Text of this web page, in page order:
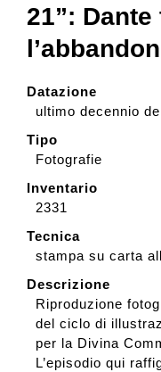
21”: Dante
Datazione
ultimo decennio
Tipo
Fotografie
Inventario
2331
Tecnica
stampa su carta
Descrizione
Riproduzione
del ciclo di
per la Divina
L’episodio qui